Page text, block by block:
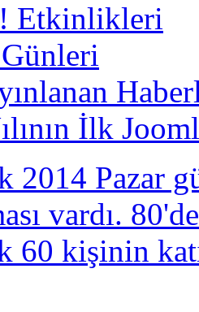
Etkinlikleri
İlk
2014 Pazar
vardı.
60 kişinin